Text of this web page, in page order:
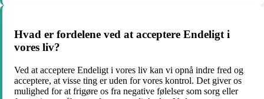
Hvad er fordelene ved at acceptere Endeligt i
vores liv?
Ved at acceptere Endeligt i vores liv kan vi opnå indre fred og
acceptere, at visse ting er uden for vores kontrol. Det giver os
mulighed for at frigøre os fra negative følelser som sorg eller